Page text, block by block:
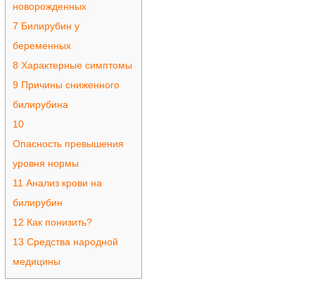
новорожденных
7 Билирубин у
беременных
8 Характерные симптомы
9 Причины сниженного
билирубина
10
Опасность превышения
уровня нормы
11 Анализ крови на
билирубин
12 Как понизить?
13 Средства народной
медицины